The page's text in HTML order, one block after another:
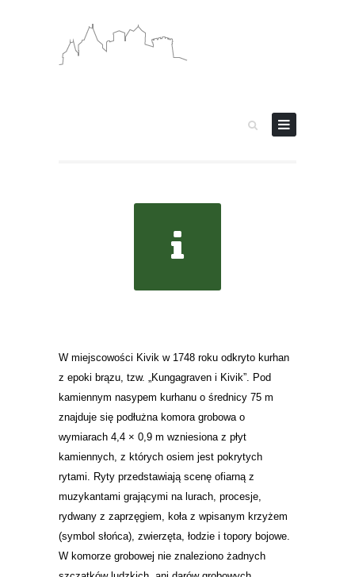
W miejscowości Kivik w 1748 roku odkryto kurhan
z epoki brązu, tzw. „Kungagraven i Kivik”. Pod
kamiennym nasypem kurhanu o średnicy 75 m
znajduje się podłużna komora grobowa o
wymiarach 4,4 × 0,9 m wzniesiona z płyt
kamiennych, z których osiem jest pokrytych
rytami. Ryty przedstawiają scenę ofiarną z
muzykantami grającymi na lurach, procesje,
rydwany z zaprzęgiem, koła z wpisanym krzyżem
(symbol słońca), zwierzęta, łodzie i topory bojowe.
W komorze grobowej nie znaleziono żadnych